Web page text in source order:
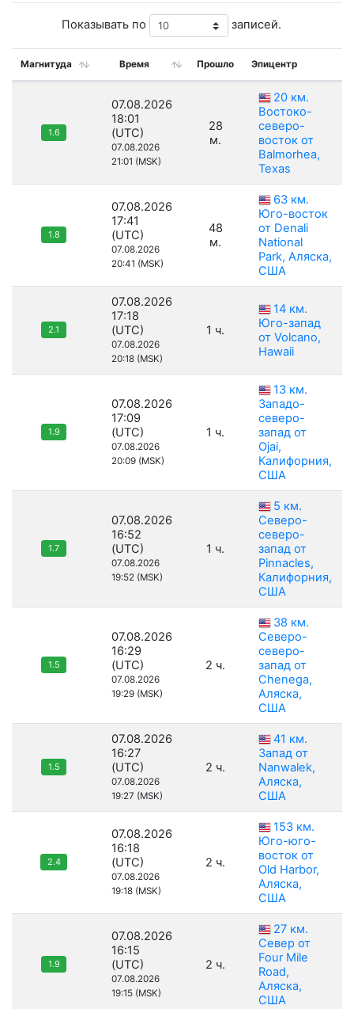
Показывать по записей.
Магнитуда Время Прошло Эпицентр
1.6
07.08.2026
18:01
(UTC)
07.08.2026
21:01 (MSK)
28
м.
20 км.
Востоко-
северо-
восток от
Balmorhea,
Texas
1.8
07.08.2026
17:41
(UTC)
07.08.2026
20:41 (MSK)
48
м.
63 км.
Юго-восток
от Denali
National
Park, Аляска,
США
2.1
07.08.2026
17:18
(UTC)
07.08.2026
20:18 (MSK)
1 ч.
14 км.
Юго-запад
от Volcano,
Hawaii
1.9
07.08.2026
17:09
(UTC)
07.08.2026
20:09 (MSK)
1 ч.
13 км.
Западо-
северо-
запад от
Ojai,
Калифорния,
США
1.7
07.08.2026
16:52
(UTC)
07.08.2026
19:52 (MSK)
1 ч.
5 км.
Северо-
северо-
запад от
Pinnacles,
Калифорния,
США
1.5
07.08.2026
16:29
(UTC)
07.08.2026
19:29 (MSK)
2 ч.
38 км.
Северо-
северо-
запад от
Chenega,
Аляска,
США
1.5
07.08.2026
16:27
(UTC)
07.08.2026
19:27 (MSK)
2 ч.
41 км.
Запад от
Nanwalek,
Аляска,
США
2.4
07.08.2026
16:18
(UTC)
07.08.2026
19:18 (MSK)
2 ч.
153 км.
Юго-юго-
восток от
Old Harbor,
Аляска,
США
1.9
07.08.2026
16:15
(UTC)
07.08.2026
19:15 (MSK)
2 ч.
27 км.
Север от
Four Mile
Road,
Аляска,
США